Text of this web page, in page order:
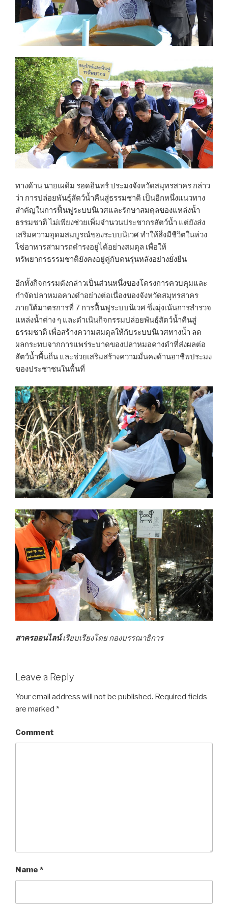
ทางด้าน นายเผดิม รอดอินทร์ ประมงจังหวัดสมุทรสาคร กล่าว
ว่า การปล่อยพันธุ์สัตว์น้ำคืนสู่ธรรมชาติ เป็นอีกหนึ่งแนวทาง
สำคัญในการฟื้นฟูระบบนิเวศและรักษาสมดุลของแหล่งน้ำ
ธรรมชาติ ไม่เพียงช่วยเพิ่มจำนวนประชากรสัตว์น้ำ แต่ยังส่ง
เสริมความอุดมสมบูรณ์ของระบบนิเวศ ทำให้สิ่งมีชีวิตในห่วง
โซ่อาหารสามารถดำรงอยู่ได้อย่างสมดุล เพื่อให้
ทรัพยากรธรรมชาติยังคงอยู่คู่กับคนรุ่นหลังอย่างยั่งยืน
อีกทั้งกิจกรรมดังกล่าวเป็นส่วนหนึ่งของโครงการควบคุมและ
กำจัดปลาหมอคางดำอย่างต่อเนื่องของจังหวัดสมุทรสาคร
ภายใต้มาตรการที่ 7 การฟื้นฟูระบบนิเวศ ซึ่งมุ่งเน้นการสำรวจ
แหล่งน้ำต่าง ๆ และดำเนินกิจกรรมปล่อยพันธุ์สัตว์น้ำคืนสู่
ธรรมชาติ เพื่อสร้างความสมดุลให้กับระบบนิเวศทางน้ำ ลด
ผลกระทบจากการแพร่ระบาดของปลาหมอคางดำที่ส่งผลต่อ
สัตว์น้ำพื้นถิ่น และช่วยเสริมสร้างความมั่นคงด้านอาชีพประมง
ของประชาชนในพื้นที่
สาครออนไลน์เรียบเรียงโดย กองบรรณาธิการ
Leave a Reply
Your email address will not be published. Required fields
are marked *
Comment
Name *